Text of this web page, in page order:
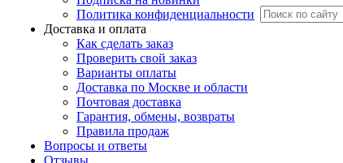
Политика конфиденциальности
Доставка и оплата
Как сделать заказ
Проверить свой заказ
Варианты оплаты
Доставка по Москве и области
Почтовая доставка
Гарантия, обмены, возвраты
Правила продаж
Вопросы и ответы
Отзывы